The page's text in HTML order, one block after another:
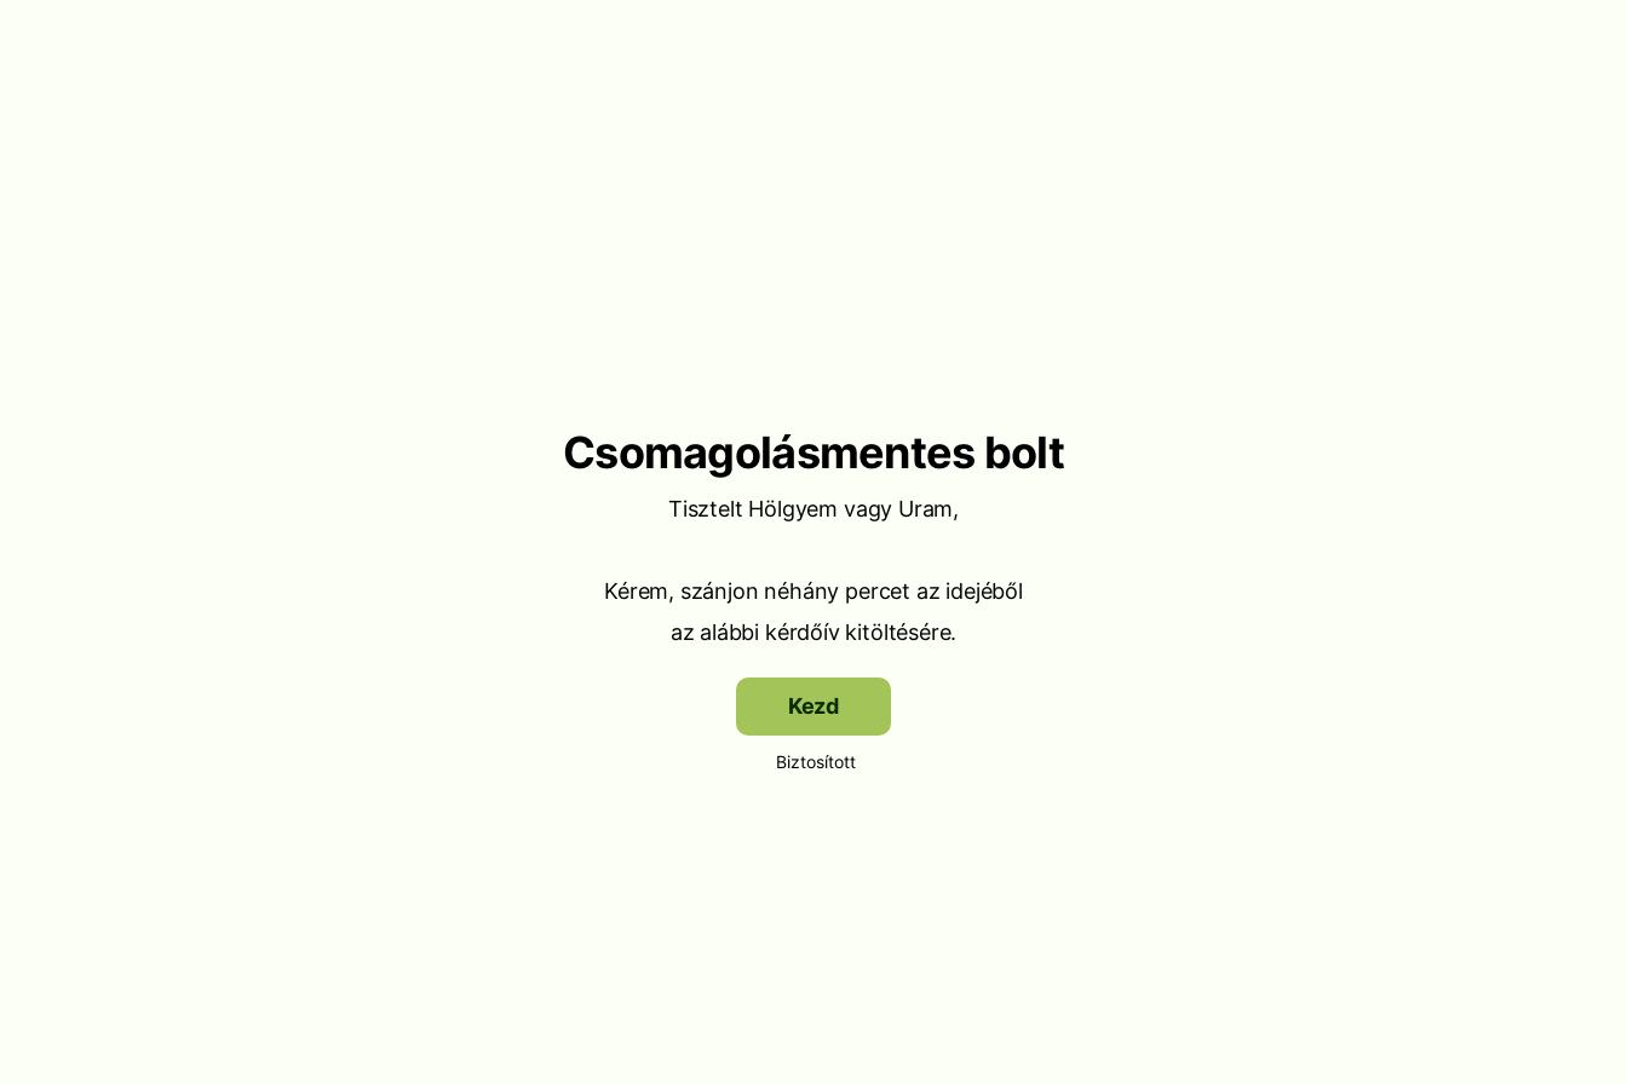
Csomagolásmentes bolt
Tisztelt Hölgyem vagy Uram,
Kérem, szánjon néhány percet az idejéből
az alábbi kérdőív kitöltésére.
Kezd
Biztosított